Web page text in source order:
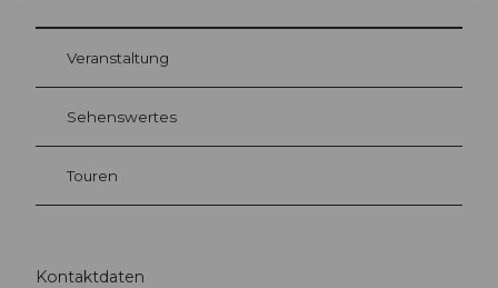
Veranstaltung
Sehenswertes
Touren
Kontaktdaten